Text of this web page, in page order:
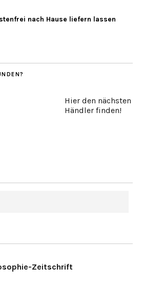
nach Hause liefern lassen
Hier den nächsten
Händler finden!
Zeitschrift